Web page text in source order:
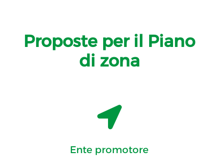
Proposte per il Piano
di zona

Ente promotore